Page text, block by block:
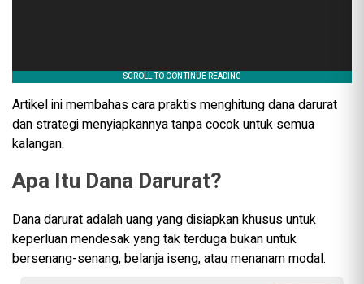
Artikel ini membahas cara praktis menghitung dana darurat
dan strategi menyiapkannya tanpa cocok untuk semua
kalangan.
Apa Itu Dana Darurat?
Dana darurat adalah uang yang disiapkan khusus untuk
keperluan mendesak yang tak terduga bukan untuk
bersenang-senang, belanja iseng, atau menanam modal.